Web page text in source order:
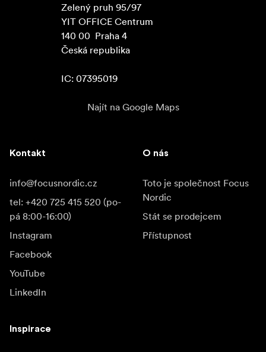
Zelený pruh 95/97
YIT OFFICE Centrum
140 00  Praha 4
Česká republika
IC: 07395019
Najít na Google Maps
Kontakt
info@focusnordic.cz
tel: +420 725 415 520 (po-
pá 8:00-16:00)
Instagram
Facebook
YouTube
LinkedIn
O nás
Toto je společnost Focus
Nordic
Stát se prodejcem
Přístupnost
Inspirace